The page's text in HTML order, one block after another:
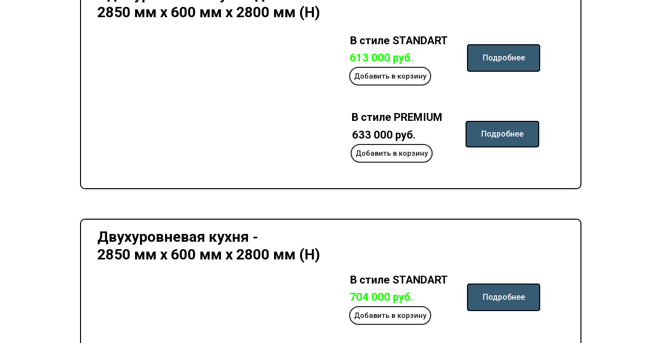
Подробнее
Подробнее
В стиле STANDART
Добавить в корзину
613 000 руб.
В стиле PREMIUM
2850 мм х 600 мм х 2800 мм (Н)
Добавить в корзину
633 000 руб.
Подробнее
В стиле STANDART
Добавить в корзину
704 000 руб.
Двухуровневая кухня -
2850 мм х 600 мм х 2800 мм (Н)